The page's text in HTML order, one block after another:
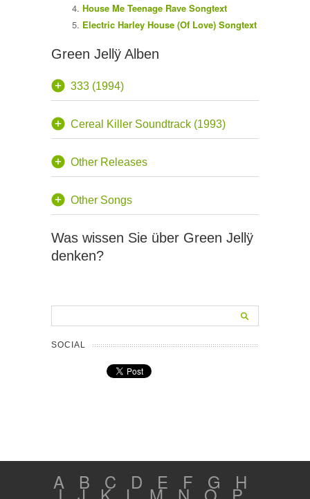
House Me Teenage Rave Songtext
Electric Harley House (Of Love) Songtext
Green Jellÿ Alben
333 (1994)
Cereal Killer Soundtrack (1993)
Other Releases
Other Songs
Was wissen Sie über Green Jellÿ
denken?
SOCIAL
A B C D E F G H